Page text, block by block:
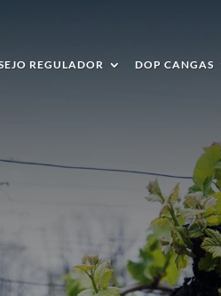
REGULADOR DOP CANGAS